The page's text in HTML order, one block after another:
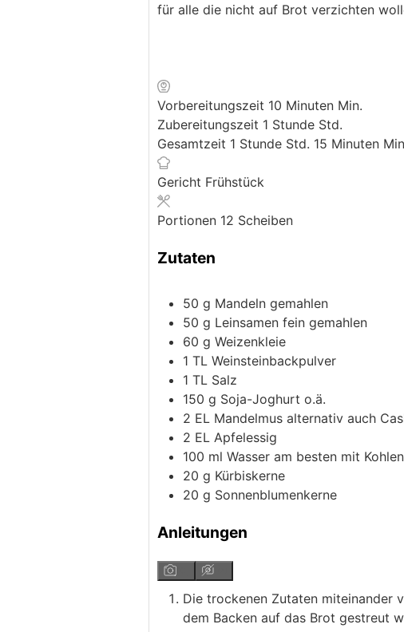
für alle die nicht auf Brot verzichten
Vorbereitungszeit 10 Minuten Min.
Zubereitungszeit 1 Stunde Std.
Gesamtzeit 1 Stunde Std. 15 Minuten
Gericht Frühstück
Portionen 12 Scheiben
Zutaten
50 g Mandeln gemahlen
50 g Leinsamen fein gemahlen
60 g Weizenkleie
1 TL Weinsteinbackpulver
1 TL Salz
150 g Soja-Joghurt o.ä.
2 EL Mandelmus alternativ auch
2 EL Apfelessig
100 ml Wasser am besten mit
20 g Kürbiskerne
20 g Sonnenblumenkerne
Anleitungen
Die trockenen Zutaten miteinander
dem Backen auf das Brot gestreut